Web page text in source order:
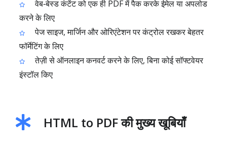
वेब‑बेस्ड कंटेंट को एक ही PDF में पैक करके ईमेल या अपलोड
करने के लिए
पेज साइज, मार्जिन और ओरिएंटेशन पर कंट्रोल रखकर बेहतर
फॉर्मेटिंग के लिए
तेज़ी से ऑनलाइन कनवर्ट करने के लिए, बिना कोई सॉफ्टवेयर
इंस्टॉल किए
HTML to PDF की मुख्य खूबियाँ